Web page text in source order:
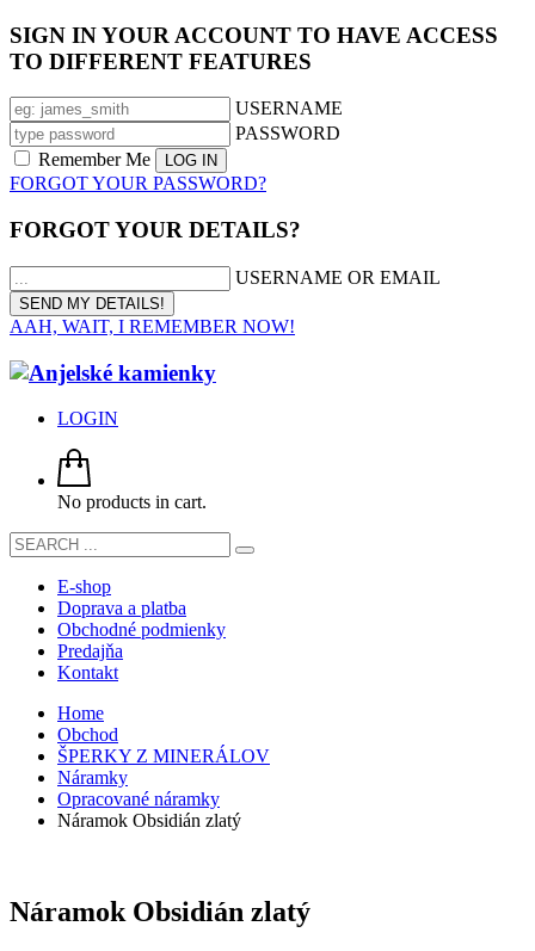
SIGN IN YOUR ACCOUNT TO HAVE ACCESS
TO DIFFERENT FEATURES
USERNAME
PASSWORD
Remember Me
FORGOT YOUR PASSWORD?
FORGOT YOUR DETAILS?
USERNAME OR EMAIL
AAH, WAIT, I REMEMBER NOW!
LOGIN
No products in cart.
E-shop
Doprava a platba
Obchodné podmienky
Predajňa
Kontakt
Home
Obchod
ŠPERKY Z MINERÁLOV
Náramky
Opracované náramky
Náramok Obsidián zlatý
Náramok Obsidián zlatý